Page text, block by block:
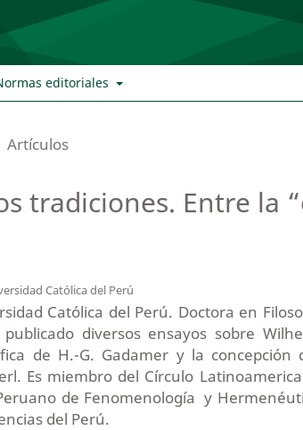
editoriales
Artículos
tradiciones. Entre la
Católica del Perú
Católica del Perú. Doctora en
diversos ensayos sobre
de H.-G. Gadamer y la concepción
Es miembro del Círculo
de Fenomenología y
del Perú.